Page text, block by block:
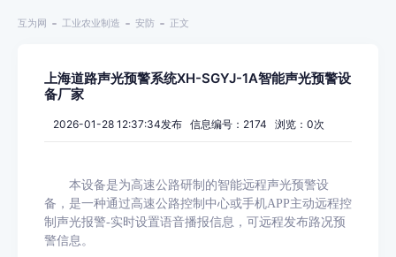
互为网 工业农业制造 安防 正文
上海道路声光预警系统XH-SGYJ-1A智能声光预警设
备厂家
2026-01-28 12:37:34发布 信息编号：2174 浏览： 0次
本设备是为高速公路研制的智能远程声光预警设
备，是一种通过高速公路控制中心或手机APP主动远程控
制声光报警-实时设置语音播报信息，可远程发布路况预
警信息。